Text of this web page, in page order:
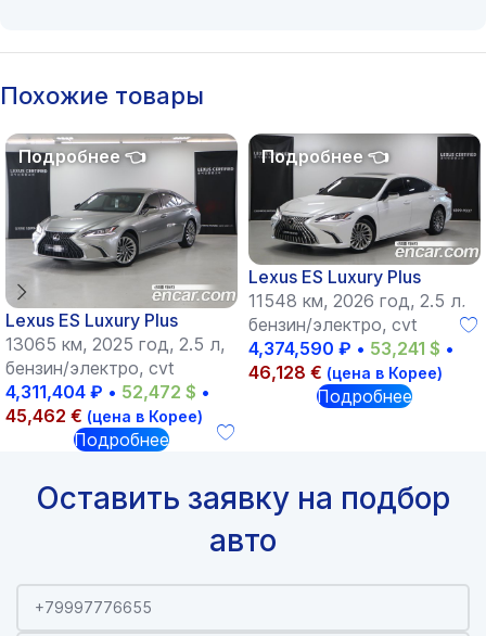
Похожие товары
Lexus ES Luxury Plus
13065 км, 2025 год, 2.5 л,
бензин/электро, cvt
4,311,404 ₽ • 52,472 $ •
45,462 € (цена в Корее)
Подробнее
Lexus ES Luxury Plus
11548 км, 2026 год, 2.5 л,
бензин/электро, cvt
4,374,590 ₽ • 53,241 $ •
46,128 € (цена в Корее)
Подробнее
Оставить заявку на подбор
авто